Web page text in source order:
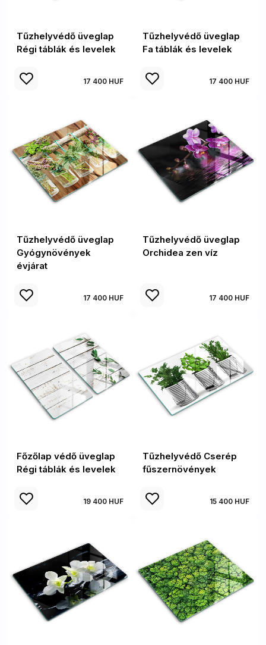
Tűzhelyvédő üveglap
Régi táblák és levelek
17 400 HUF
Tűzhelyvédő üveglap
Fa táblák és levelek
17 400 HUF
Tűzhelyvédő üveglap
Gyógynövények
évjárat
17 400 HUF
Tűzhelyvédő üveglap
Orchidea zen víz
17 400 HUF
Főzőlap védő üveglap
Régi táblák és levelek
19 400 HUF
Tűzhelyvédő Cserép
fűszernövények
15 400 HUF